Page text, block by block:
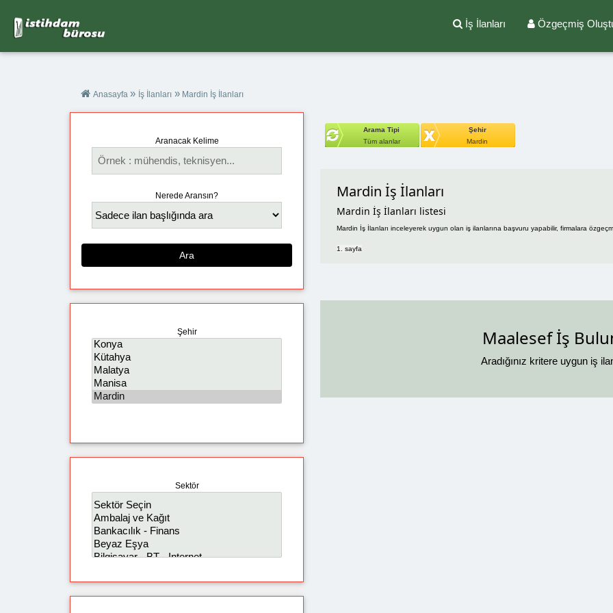
İş İlanları Özgeçmiş
Anasayfa » İş İlanları » Mardin İş İlanları
Aranacak Kelime
Nerede Aransın?
Ara
Şehir
Sektör
Arama Tipi
Tüm alanlar
Şehir
Mardin
Mardin İş İlanları
Mardin İş İlanları listesi
Mardin İş İlanları inceleyerek uygun olan iş ilanlarına başvuru yapabilir, firmalara
1. sayfa
Maalesef İş
Aradığınız kritere uygun iş